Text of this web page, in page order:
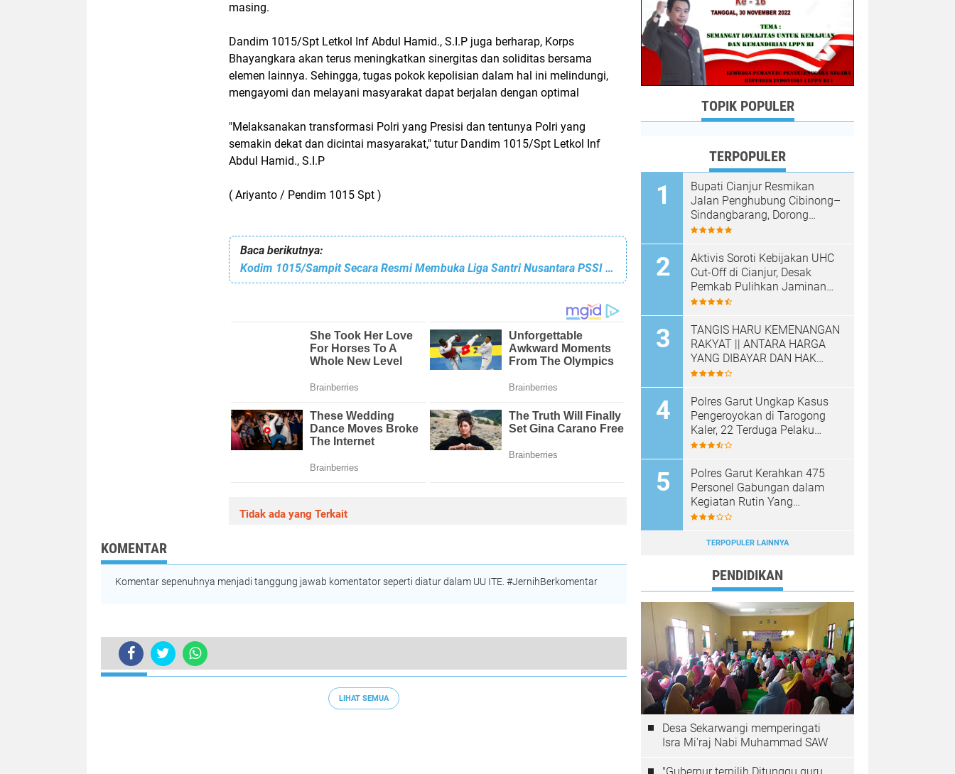
masing.
Dandim 1015/Spt Letkol Inf Abdul Hamid., S.I.P juga berharap, Korps
Bhayangkara akan terus meningkatkan sinergitas dan soliditas bersama
elemen lainnya. Sehingga, tugas pokok kepolisian dalam hal ini melindungi,
mengayomi dan melayani masyarakat dapat berjalan dengan optimal
"Melaksanakan transformasi Polri yang Presisi dan tentunya Polri yang
semakin dekat dan dicintai masyarakat," tutur Dandim 1015/Spt Letkol Inf
Abdul Hamid., S.I.P
( Ariyanto / Pendim 1015 Spt )
Baca berikutnya:
Kodim 1015/Sampit Secara Resmi Membuka Liga Santri Nusantara PSSI Piala Kasad Tahun 2022
Tidak ada yang Terkait
KOMENTAR
Komentar sepenuhnya menjadi tanggung jawab komentator seperti diatur dalam UU ITE. #JernihBerkomentar
Peringati HUT Bhayangkara ke-76, Dandim 1015/Spt Hadiri Kegiatan Fun Bike
TERKINI
LIHAT SEMUA
TOPIK POPULER
TERPOPULER
Bupati Cianjur Resmikan
Jalan Penghubung Cibinong–
Sindangbarang, Dorong
Konektivitas dan
Cianjur Selatan
Aktivis Soroti Kebijakan UHC
Cut-Off di Cianjur, Desak
Pemkab Pulihkan Jaminan
Kesehatan Warga
TANGIS HARU KEMENANGAN
RAKYAT || ANTARA HARGA
YANG DIBAYAR DAN HAK
YANG DIRAMPAS
Polres Garut Ungkap Kasus
Pengeroyokan di Tarogong
Kaler, 22 Terduga Pelaku
Berhasil Diamankan
Polres Garut Kerahkan 475
Personel Gabungan dalam
Kegiatan Rutin Yang
Ditingkatkan, Ciptakan Situasi
Kondusif
TERPOPULER LAINNYA
PENDIDIKAN
Desa Sekarwangi memperingati
Isra Mi'raj Nabi Muhammad SAW